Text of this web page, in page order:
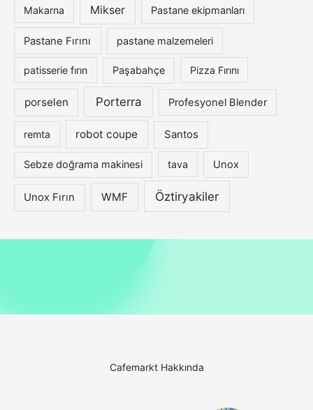
Makarna Mikser Pastane ekipmanları
Pastane Fırını pastane malzemeleri
patisserie fırın Paşabahçe Pizza Fırını
porselen Porterra Profesyonel Blender
remta robot coupe Santos
Sebze doğrama makinesi tava Unox
Unox Fırın WMF Öztiryakiler
Cafemarkt Hakkında